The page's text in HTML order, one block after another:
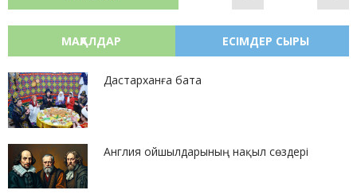
МАҚАЛДАР ЕСІМДЕР СЫРЫ
Дастарханға бата
Англия ойшылдарының нақыл сөздері